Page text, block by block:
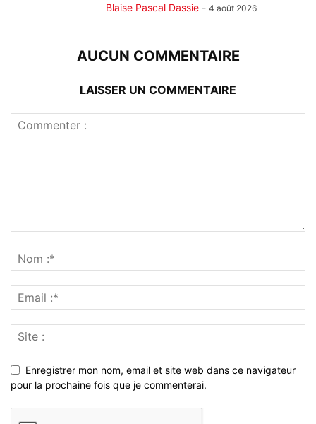
Blaise Pascal Dassie - 4 août 2026
AUCUN COMMENTAIRE
LAISSER UN COMMENTAIRE
Enregistrer mon nom, email et site web dans ce navigateur
pour la prochaine fois que je commenterai.